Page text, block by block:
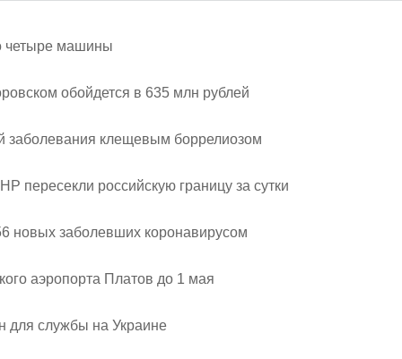
четыре машины
обойдется в 635 млн рублей
заболевания клещевым боррелиозом
пересекли российскую границу за сутки
новых заболевших коронавирусом
аэропорта Платов до 1 мая
для службы на Украине